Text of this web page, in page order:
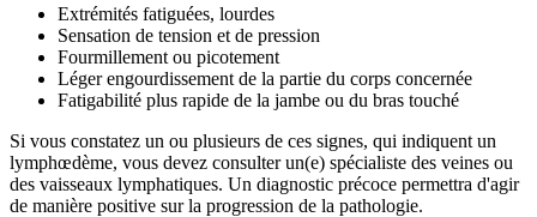
Extrémités fatiguées, lourdes
Sensation de tension et de pression
Fourmillement ou picotement
Léger engourdissement de la partie du corps concernée
Fatigabilité plus rapide de la jambe ou du bras touché
Si vous constatez un ou plusieurs de ces signes, qui indiquent un
lymphœdème, vous devez consulter un(e) spécialiste des veines ou
des vaisseaux lymphatiques. Un diagnostic précoce permettra d'agir
de manière positive sur la progression de la pathologie.